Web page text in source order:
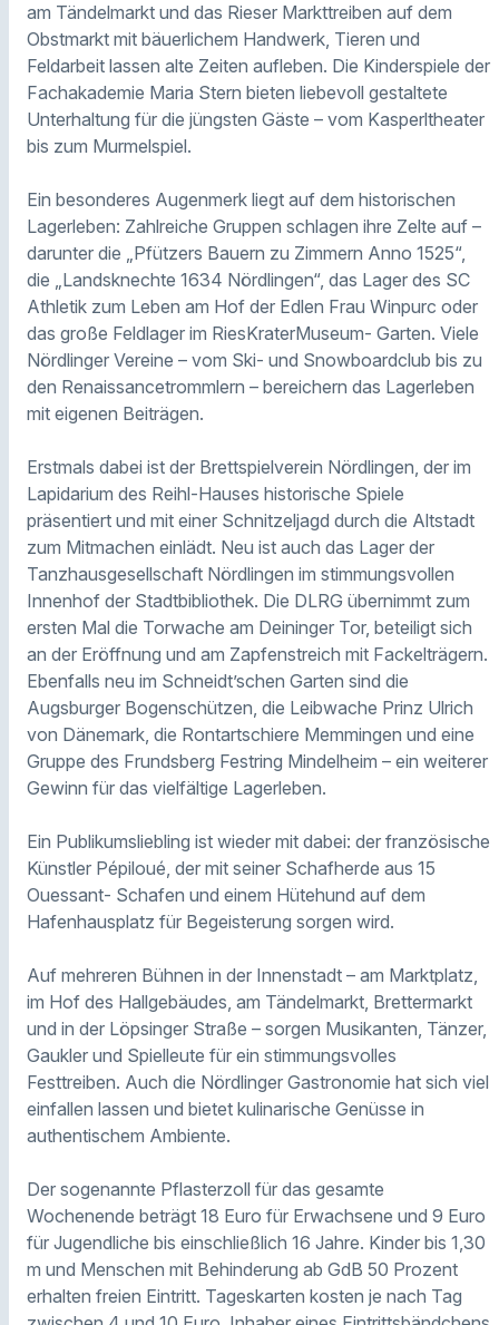
am Tändelmarkt und das Rieser Markttreiben auf dem
Obstmarkt mit bäuerlichem Handwerk, Tieren und
Feldarbeit lassen alte Zeiten aufleben. Die Kinderspiele der
Fachakademie Maria Stern bieten liebevoll gestaltete
Unterhaltung für die jüngsten Gäste – vom Kasperltheater
bis zum Murmelspiel.
Ein besonderes Augenmerk liegt auf dem historischen
Lagerleben: Zahlreiche Gruppen schlagen ihre Zelte auf –
darunter die „Pfützers Bauern zu Zimmern Anno 1525“,
die „Landsknechte 1634 Nördlingen“, das Lager des SC
Athletik zum Leben am Hof der Edlen Frau Winpurc oder
das große Feldlager im RiesKraterMuseum- Garten. Viele
Nördlinger Vereine – vom Ski- und Snowboardclub bis zu
den Renaissancetrommlern – bereichern das Lagerleben
mit eigenen Beiträgen.
Erstmals dabei ist der Brettspielverein Nördlingen, der im
Lapidarium des Reihl-Hauses historische Spiele
präsentiert und mit einer Schnitzeljagd durch die Altstadt
zum Mitmachen einlädt. Neu ist auch das Lager der
Tanzhausgesellschaft Nördlingen im stimmungsvollen
Innenhof der Stadtbibliothek. Die DLRG übernimmt zum
ersten Mal die Torwache am Deininger Tor, beteiligt sich
an der Eröffnung und am Zapfenstreich mit Fackelträgern.
Ebenfalls neu im Schneidt’schen Garten sind die
Augsburger Bogenschützen, die Leibwache Prinz Ulrich
von Dänemark, die Rontartschiere Memmingen und eine
Gruppe des Frundsberg Festring Mindelheim – ein weiterer
Gewinn für das vielfältige Lagerleben.
Ein Publikumsliebling ist wieder mit dabei: der französische
Künstler Pépiloué, der mit seiner Schafherde aus 15
Ouessant- Schafen und einem Hütehund auf dem
Hafenhausplatz für Begeisterung sorgen wird.
Auf mehreren Bühnen in der Innenstadt – am Marktplatz,
im Hof des Hallgebäudes, am Tändelmarkt, Brettermarkt
und in der Löpsinger Straße – sorgen Musikanten, Tänzer,
Gaukler und Spielleute für ein stimmungsvolles
Festtreiben. Auch die Nördlinger Gastronomie hat sich viel
einfallen lassen und bietet kulinarische Genüsse in
authentischem Ambiente.
Der sogenannte Pflasterzoll für das gesamte
Wochenende beträgt 18 Euro für Erwachsene und 9 Euro
für Jugendliche bis einschließlich 16 Jahre. Kinder bis 1,30
m und Menschen mit Behinderung ab GdB 50 Prozent
erhalten freien Eintritt. Tageskarten kosten je nach Tag